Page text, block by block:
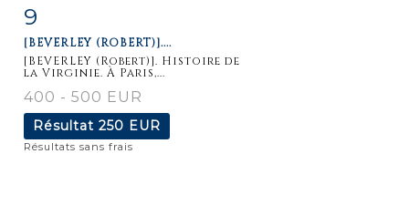
détaillée
9
[BEVERLEY (ROBERT)]....
[BEVERLEY (Robert)]. Histoire de
la Virginie. À Paris,...
400 - 500 EUR
Résultat 250 EUR
Résultats sans frais